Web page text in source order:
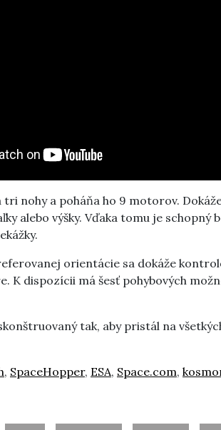
tri nohy a poháňa ho 9 motorov.
alebo výšky. Vďaka tomu je
orientácie sa dokáže
K dispozícii má šesť pohybových
tak, aby pristál na
, SpaceHopper, ESA, Space.com,